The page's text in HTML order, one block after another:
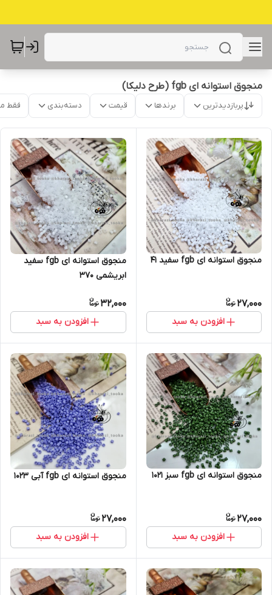
منجوق استوانه ای fgb (طرح دلیکا)
پربازدیدترین برندها قیمت دسته‌بندی فقط
منجوق استوانه ای fgb سفید ۴۱
27,000
افزودن به سبد
منجوق استوانه ای fgb سفید
ابریشمی ۳۷۰
32,000
افزودن به سبد
منجوق استوانه ای fgb سبز ۱۰۲۱
27,000
افزودن به سبد
منجوق استوانه ای fgb آبی ۱۰۲۳
27,000
افزودن به سبد